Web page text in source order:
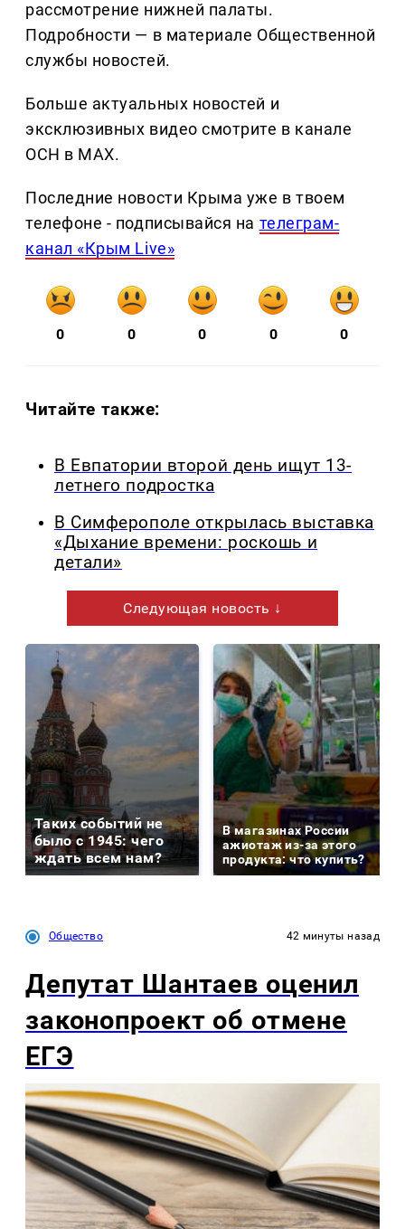
рассмотрение нижней палаты.
Подробности — в материале Общественной
службы новостей.
Больше актуальных новостей и
эксклюзивных видео смотрите в канале
ОСН в MAX.
Последние новости Крыма уже в твоем
телефоне - подписывайся на телеграм-
канал «Крым Live»
0 0 0 0 0
Читайте также:
В Евпатории второй день ищут 13-
летнего подростка
В Симферополе открылась выставка
«Дыхание времени: роскошь и
детали»
Следующая новость ↓
Таких событий не
было с 1945: чего
ждать всем нам?
В магазинах России
ажиотаж из-за этого
продукта: что купить?
Общество 42 минуты назад
Депутат Шантаев оценил
законопроект об отмене
ЕГЭ